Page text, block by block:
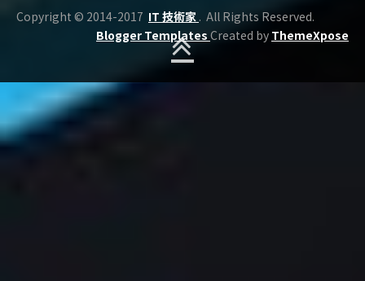
Copyright © 2014-2017 IT 技術家 . All Rights Reserved.
Blogger Templates Created by ThemeXpose
BACK TO TOP